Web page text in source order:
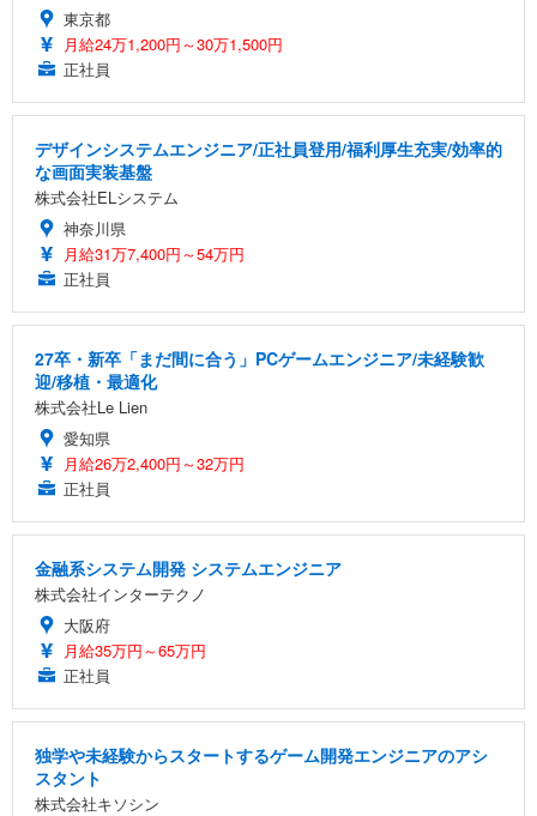
東京都
月給24万1,200円～30万1,500円
正社員
デザインシステムエンジニア/正社員登用/福利厚生充実/効率的
な画面実装基盤
株式会社ELシステム
神奈川県
月給31万7,400円～54万円
正社員
27卒・新卒「まだ間に合う」PCゲームエンジニア/未経験歓
迎/移植・最適化
株式会社Le Lien
愛知県
月給26万2,400円～32万円
正社員
金融系システム開発 システムエンジニア
株式会社インターテクノ
大阪府
月給35万円～65万円
正社員
独学や未経験からスタートするゲーム開発エンジニアのアシ
スタント
株式会社キソシン